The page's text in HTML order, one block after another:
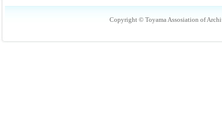
Copyright © Toyama Assosiation of